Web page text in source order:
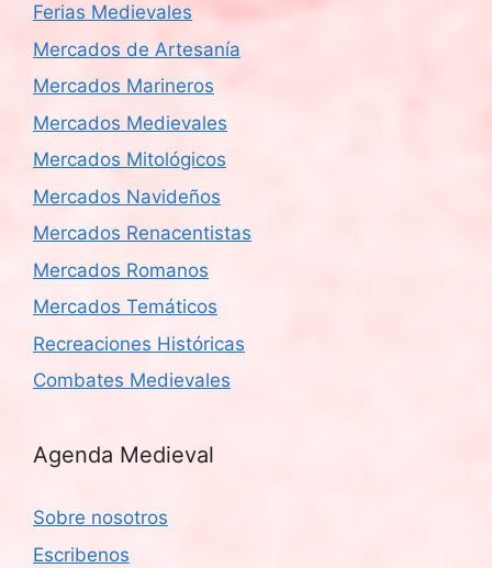
Ferias Medievales
Mercados de Artesanía
Mercados Marineros
Mercados Medievales
Mercados Mitológicos
Mercados Navideños
Mercados Renacentistas
Mercados Romanos
Mercados Temáticos
Recreaciones Históricas
Combates Medievales
Agenda Medieval
Sobre nosotros
Escribenos